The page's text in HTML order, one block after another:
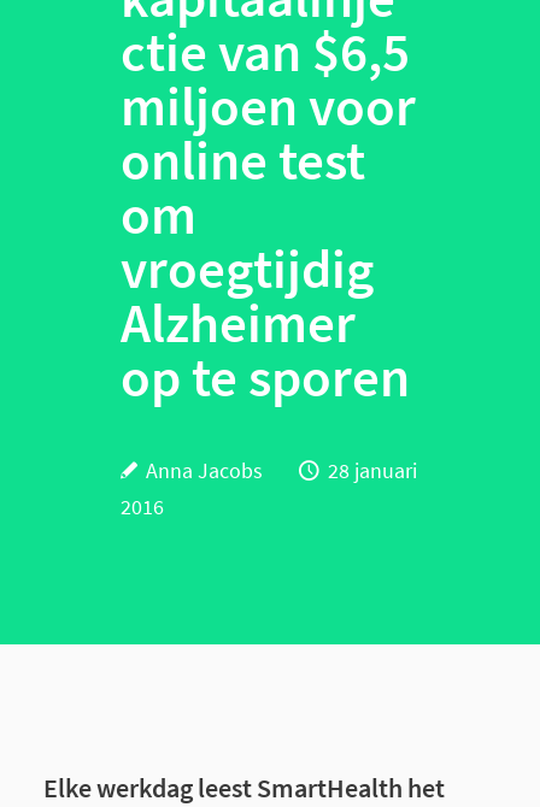
ctie van $6,5
miljoen voor
online test
om
vroegtijdig
Alzheimer
op te sporen
Anna Jacobs
28 januari
2016
Elke werkdag leest SmartHealth het